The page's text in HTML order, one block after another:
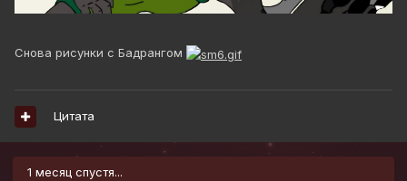
Снова рисунки с Бадрангом
Цитата
1 месяц спустя...